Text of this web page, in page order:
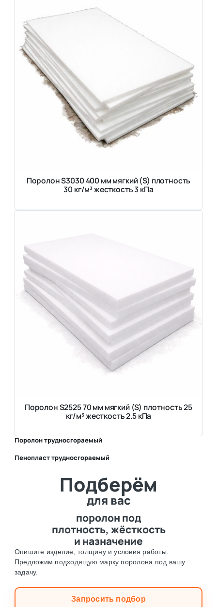
Поролон S3030 400 мм мягкий (S) плотность
30 кг/м³ жесткость 3 кПа
Поролон S2525 70 мм мягкий (S) плотность 25
кг/м³ жесткость 2.5 кПа
Поролон трудносгораемый
Пенопласт трудносгораемый
Подберём
для вас
поролон под
плотность, жёсткость
и назначение
Опишите изделие, толщину и условия работы.
Предложим подходящую марку поролона под вашу
задачу.
Запросить подбор